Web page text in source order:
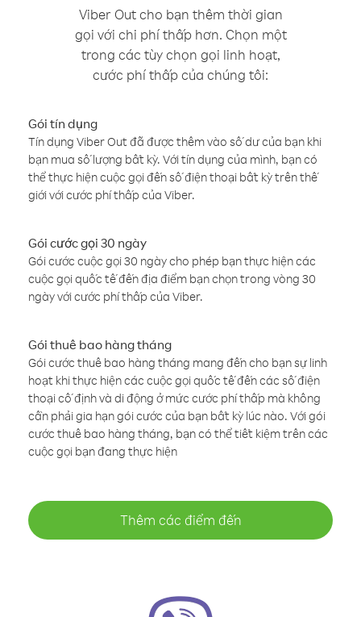
Viber Out cho bạn thêm thời gian
gọi với chi phí thấp hơn. Chọn một
trong các tùy chọn gọi linh hoạt,
cước phí thấp của chúng tôi:
Gói tín dụng
Tín dụng Viber Out đã được thêm vào số dư của bạn khi
bạn mua số lượng bất kỳ. Với tín dụng của mình, bạn có
thể thực hiện cuộc gọi đến số điện thoại bất kỳ trên thế
giới với cước phí thấp của Viber.
Gói cước gọi 30 ngày
Gói cước cuộc gọi 30 ngày cho phép bạn thực hiện các
cuộc gọi quốc tế đến địa điểm bạn chọn trong vòng 30
ngày với cước phí thấp của Viber.
Gói thuê bao hàng tháng
Gói cước thuê bao hàng tháng mang đến cho bạn sự linh
hoạt khi thực hiện các cuộc gọi quốc tế đến các số điện
thoại cố định và di động ở mức cước phí thấp mà không
cần phải gia hạn gói cước của bạn bất kỳ lúc nào. Với gói
cước thuê bao hàng tháng, bạn có thể tiết kiệm trên các
cuộc gọi bạn đang thực hiện
Thêm các điểm đến